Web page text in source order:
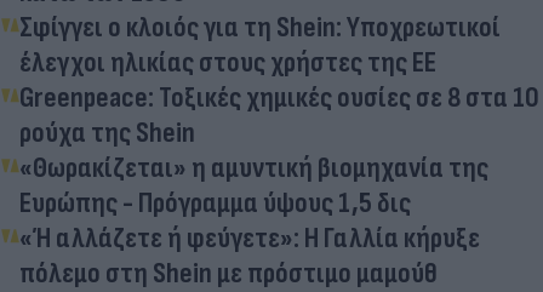
Σφίγγει ο κλοιός για τη Shein: Υποχρεωτικοί
έλεγχοι ηλικίας στους χρήστες της ΕΕ
Greenpeace: Τοξικές χημικές ουσίες σε 8 στα 10
ρούχα της Shein
«Θωρακίζεται» η αμυντική βιομηχανία της
Ευρώπης - Πρόγραμμα ύψους 1,5 δις
«Ή αλλάζετε ή φεύγετε»: Η Γαλλία κήρυξε
πόλεμο στη Shein με πρόστιμο μαμούθ